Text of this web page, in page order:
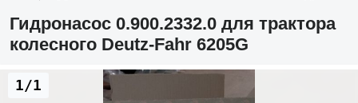
Гидронасос 0.900.2332.0 для трактора
колесного Deutz-Fahr 6205G
1/1